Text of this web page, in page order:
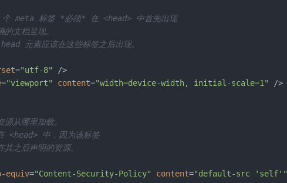
meta 标签 *必须* 在 <head> 中首先出现
文档呈现。
元素应该在这些标签之后出现。
="utf-8"
/>
="viewport" content="width=device-width, initial-scale=1" />
从哪里加载。
<head> 中，因为该标签
之后声明的资源。
equiv="Content-Security-Policy" content="default-src 'self'"